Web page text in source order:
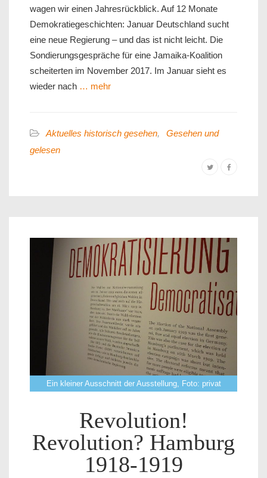
wagen wir einen Jahresrückblick. Auf 12 Monate
Demokratiegeschichten: Januar Deutschland sucht
eine neue Regierung – und das ist nicht leicht. Die
Sondierungsgespräche für eine Jamaika-Koalition
scheiterten im November 2017. Im Januar sieht es
wieder nach … mehr
Aktuelles historisch gesehen,
Gesehen und
gelesen
Ein kleiner Ausschnitt der Ausstellung, Foto: privat
Revolution!
Revolution? Hamburg
1918-1919